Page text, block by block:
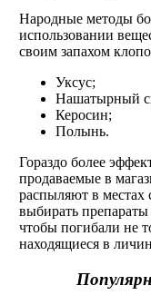
Народные методы
использовании
своим запахом
Уксус;
Нашатырный
Керосин;
Полынь.
Гораздо более
продаваемые в
распыляют в местах
выбирать
чтобы погибали не
находящиеся в